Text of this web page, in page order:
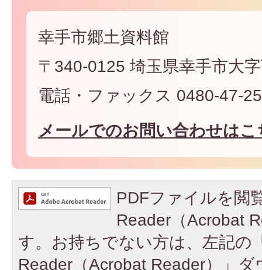
幸手市郷土資料館
〒340-0125 埼玉県幸手市大
電話・ファックス 0480-47-
メールでのお問い合わせは
PDFファイルを閲
Reader（Acrobat
す。お持ちでない方は、左記の
Reader（Acrobat Reader）」